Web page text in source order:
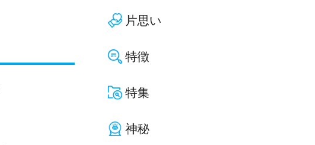
片思い
特徴
特集
神秘